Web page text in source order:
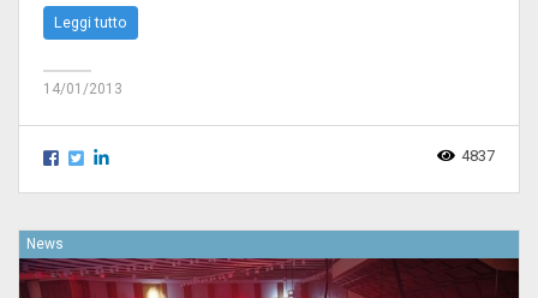
Leggi tutto
14/01/2013
4837
News